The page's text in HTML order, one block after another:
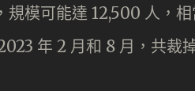
規模可能達 12,500 人，
年 2 月和 8 月，共裁